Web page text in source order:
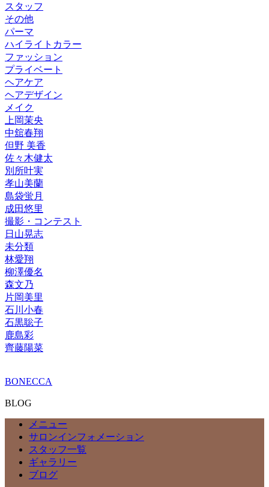
スタッフ
その他
パーマ
ハイライトカラー
ファッション
プライベート
ヘアケア
ヘアデザイン
メイク
上岡茉央
中舘春翔
但野 美香
佐々木健太
別所叶実
孝山美蘭
島袋蛍月
成田悠里
撮影・コンテスト
日山晃志
未分類
林愛翔
柳澤優名
森文乃
片岡美里
石川小春
石黒聡子
鹿島彩
齊藤陽菜
BONECCA
BLOG
メニュー
サロンインフォメーション
スタッフ一覧
ギャラリー
ブログ